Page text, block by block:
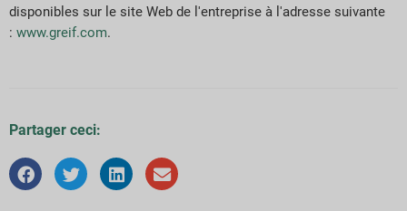
disponibles sur le site Web de l'entreprise à l'adresse suivante
: www.greif.com.
Partager ceci: